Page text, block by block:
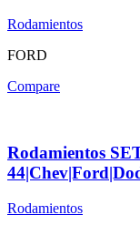
Rodamientos
FORD
Compare
Rodamientos
Rodamientos